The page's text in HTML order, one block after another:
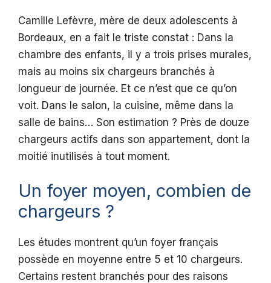
Camille Lefèvre, mère de deux adolescents à
Bordeaux, en a fait le triste constat : Dans la
chambre des enfants, il y a trois prises murales,
mais au moins six chargeurs branchés à
longueur de journée. Et ce n’est que ce qu’on
voit. Dans le salon, la cuisine, même dans la
salle de bains… Son estimation ? Près de douze
chargeurs actifs dans son appartement, dont la
moitié inutilisés à tout moment.
Un foyer moyen, combien de
chargeurs ?
Les études montrent qu’un foyer français
possède en moyenne entre 5 et 10 chargeurs.
Certains restent branchés pour des raisons